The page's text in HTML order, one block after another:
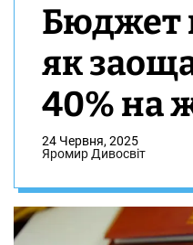
Бюджет
як
40% на
24 Червня, 2025
Яромир Дивосвіт